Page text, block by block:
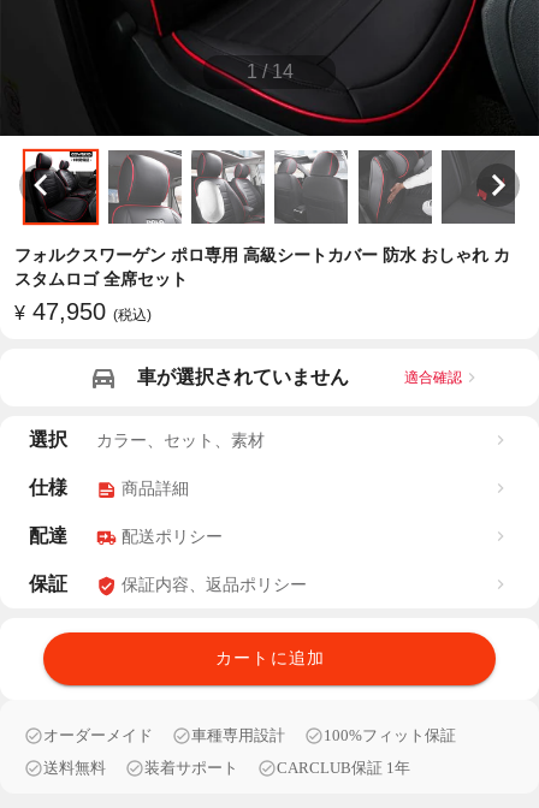
1 / 14
フォルクスワーゲン ポロ専用 高級シートカバー 防水 おしゃれ カ
スタムロゴ 全席セット
¥ 47,950 (税込)
車が選択されていません 適合確認
選択 カラー、セット、素材
仕様 商品詳細
配達 配送ポリシー
保証 保証内容、返品ポリシー
カートに追加
オーダーメイド 車種専用設計
100%フィット保証
送料無料
装着サポート CARCLUB保証 1年